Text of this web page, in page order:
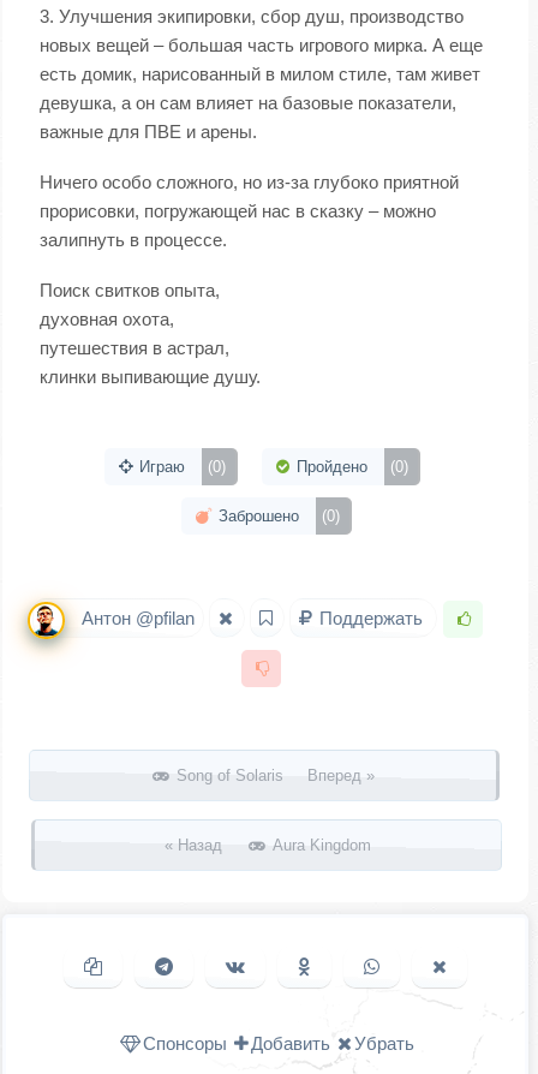
3. Улучшения экипировки, сбор душ, производство
новых вещей – большая часть игрового мирка. А еще
есть домик, нарисованный в милом стиле, там живет
девушка, а он сам влияет на базовые показатели,
важные для ПВЕ и арены.
Ничего особо сложного, но из-за глубоко приятной
прорисовки, погружающей нас в сказку – можно
залипнуть в процессе.
Поиск свитков опыта,
духовная охота,
путешествия в астрал,
клинки выпивающие душу.
Играю (0) Пройдено (0)
Заброшено (0)
Антон @pfilan Поддержать
Запись навигация
Song of Solaris Вперед »
« Назад Aura Kingdom
Копировать ссылкуПоделиться в Telegram
Поделиться ВКонтакте
Поделиться в
Одноклассниках
Поделиться в
WhatsAppв X
Спонсоры Добавить Убрать